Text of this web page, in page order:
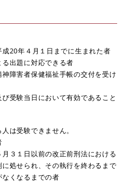
20年４月１日までに生まれた者
出題に対応できる者
障害者保健福祉手帳の交付を受け
受験当日において有効であること
は受験できません。
３１日以前の改正前刑法における
処せられ、その執行を終わるまで
くなるまでの者